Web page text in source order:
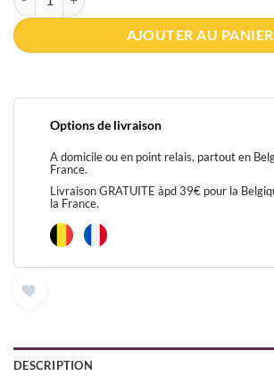
AJOUTER AU PANIER
Options de livraison
A domicile ou en point relais, partout en
France.
Livraison GRATUITE àpd 39€ pour la
la France.
DESCRIPTION